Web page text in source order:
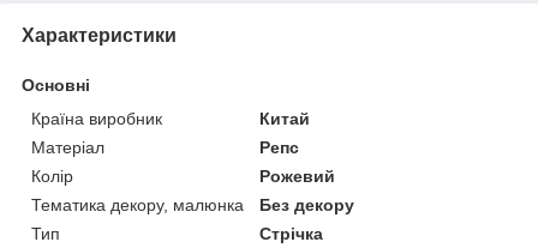
Характеристики
Основні
Країна виробник
Китай
Матеріал
Репс
Колір
Рожевий
Тематика декору, малюнка
Без декору
Тип
Стрічка